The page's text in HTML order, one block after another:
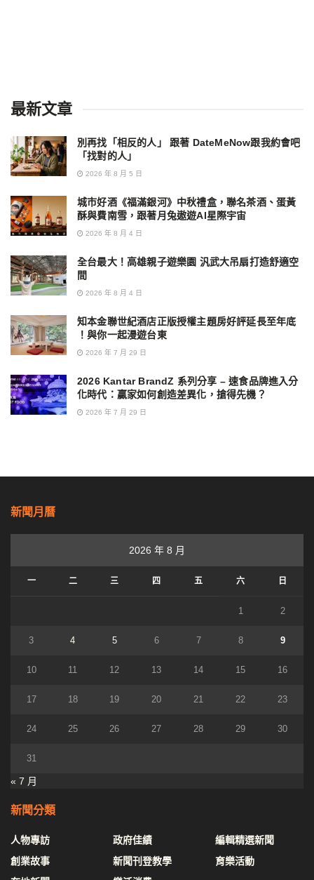
最新文章
別再找「相反的人」 跟著 DateMeNow跟我約會吧
「找對的人」
2026 年 8 月 5 日
城市好酒《福滿銀河》中秋禮盒，聯名茶酒、蛋黃
酥與費南雪，跟著月兔遨遊AI星際宇宙
2026 年 8 月 4 日
全台最大！高雄親子遊樂園 汎武大吊扇打造舒適空
間
2026 年 8 月 4 日
知本金聯世紀酒店正版授權主題房好評延長至年底
！與你一起漫遊台東
2026 年 7 月 29 日
2026 Kantar BrandZ 系列分享 – 速食品牌進入分
化時代：贏家如何創造差異化，搶得先機？
2026 年 7 月 29 日
新聞月曆
2026 年 8 月
一 二 三 四 五 六 日
1 2
3 4 5 6 7 8 9
10 11 12 13 14 15 16
17 18 19 20 21 22 23
24 25 26 27 28 29 30
31
« 7 月
新聞分類
人物專訪
創業故事
政府佳績
新聞刊登教學
編輯精選新聞
育樂活動